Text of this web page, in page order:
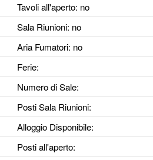
Tavoli all'aperto: no
Sala Riunioni: no
Aria Fumatori: no
Ferie:
Numero di Sale:
Posti Sala Riunioni:
Alloggio Disponibile:
Posti all'aperto: